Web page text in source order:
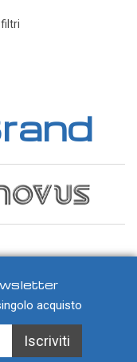
acquisto
Iscriviti